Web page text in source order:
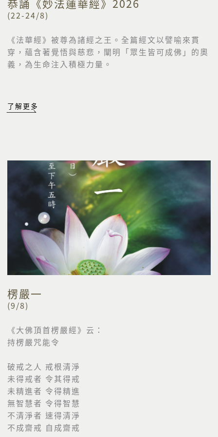
(22-24/8)
《法華經》被尊為諸經之王。全篇經文以譬喻來貫
穿， 蘊含著覺悟與慈悲，闡明「眾生皆可成佛」的奧
義， 為生命注入積極力量。
了解更多
楞嚴一
(9/8)
《大佛頂首楞嚴經》云：
持楞嚴咒能令
破戒之人 戒根清淨
未得戒者 令其得戒
未精進者 令得精進
無智慧者 令得智慧
不清淨者 速得清淨
不成齋戒 自成齋戒